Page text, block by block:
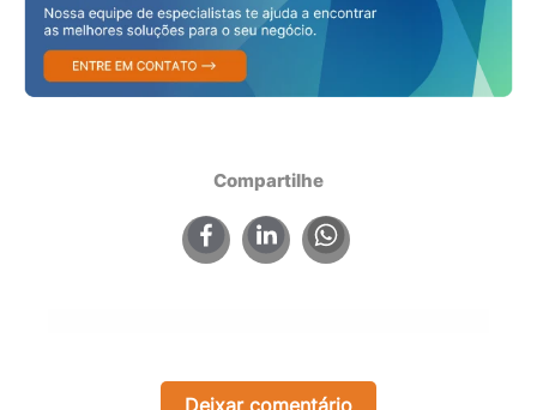
Compartilhe
Deixar comentário